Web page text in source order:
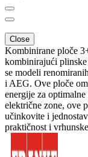
Close
Kombinirane ploče
kombinirajući
se modeli
i AEG. Ove ploče
energije za
električne zone, ove
učinkovite i
praktičnost i